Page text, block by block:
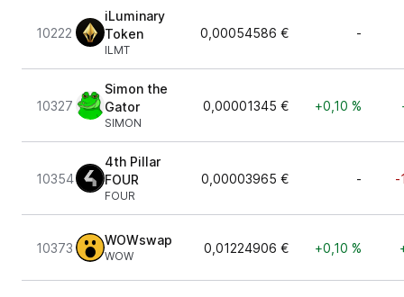
10222
iLuminary
Token
ILMT
0,00054586 € -
10327
Simon the
Gator
SIMON
0,00001345 € +0,10 %
10354
4th Pillar
FOUR
FOUR
0,00003965 € - -
10373
WOWswap
WOW
0,01224906 € +0,10 %